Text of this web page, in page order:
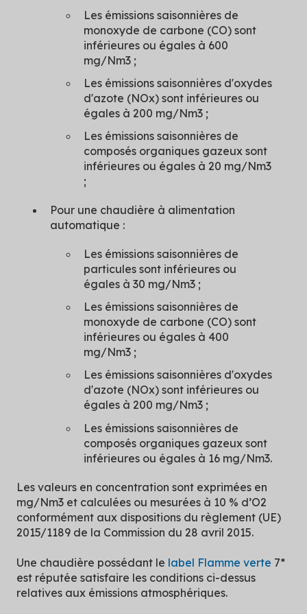
Les émissions saisonnières de
monoxyde de carbone (CO) sont
inférieures ou égales à 600
mg/Nm3 ;
Les émissions saisonnières d'oxydes
d'azote (NOx) sont inférieures ou
égales à 200 mg/Nm3 ;
Les émissions saisonnières de
composés organiques gazeux sont
inférieures ou égales à 20 mg/Nm3
;
Pour une chaudière à alimentation
automatique :
Les émissions saisonnières de
particules sont inférieures ou
égales à 30 mg/Nm3 ;
Les émissions saisonnières de
monoxyde de carbone (CO) sont
inférieures ou égales à 400
mg/Nm3 ;
Les émissions saisonnières d'oxydes
d'azote (NOx) sont inférieures ou
égales à 200 mg/Nm3 ;
Les émissions saisonnières de
composés organiques gazeux sont
inférieures ou égales à 16 mg/Nm3.
Les valeurs en concentration sont exprimées en
mg/Nm3 et calculées ou mesurées à 10 % d’O2
conformément aux dispositions du règlement (UE)
2015/1189 de la Commission du 28 avril 2015.
Une chaudière possédant le label Flamme verte 7*
est réputée satisfaire les conditions ci-dessus
relatives aux émissions atmosphériques.